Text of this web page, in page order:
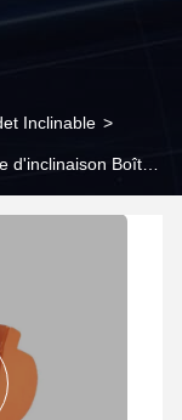
Inclinable >
d'inclinaison Boîte